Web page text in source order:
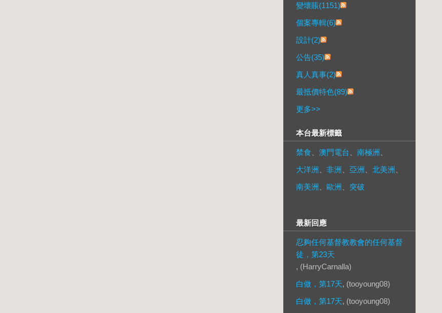
變壞賬(1151)
個案專輯(6)
設計(2)
公告(35)
真人真事(2)
最抵價特色(89)
更多>>
本台最新標籤
禁食 澳門電台 南極洲
大洋洲
非洲 亞洲 北美洲
南美洲
歐洲 突破
最新回應
忍夠任何基督教教會的任何基督
徒，第23天
, (HarryCarnalla)
白做，第17天, (tooyoung08)
白做，第17天, (tooyoung08)